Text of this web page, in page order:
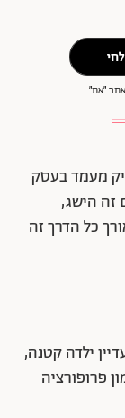
״את״
מעמד בעסק
זה הישג,
כל הדרך זה
ילדה קטנה,
פרופורציה